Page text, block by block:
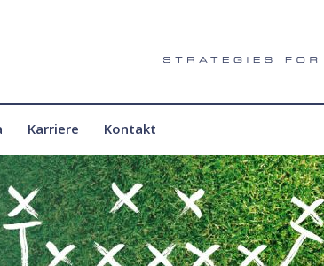
Karriere Kontakt